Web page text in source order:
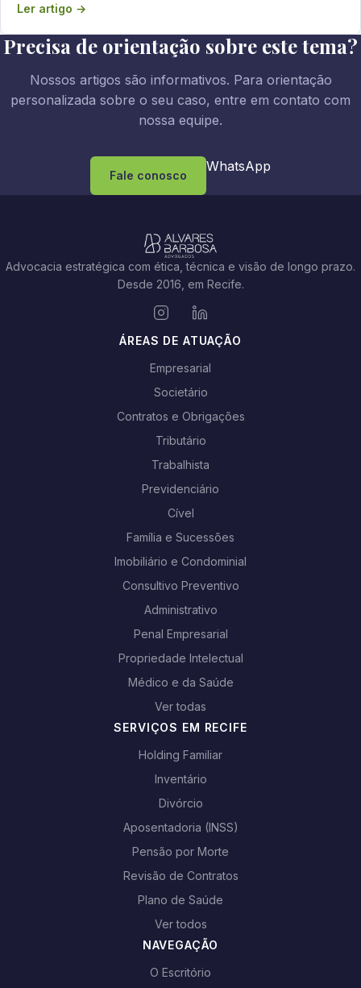
Ler artigo →
Precisa de orientação sobre este tema?
Nossos artigos são informativos. Para orientação
personalizada sobre o seu caso, entre em contato com
nossa equipe.
Fale conosco
WhatsApp
Advocacia estratégica com ética, técnica e visão de longo prazo.
Desde 2016, em Recife.
ÁREAS DE ATUAÇÃO
Empresarial
Societário
Contratos e Obrigações
Tributário
Trabalhista
Previdenciário
Cível
Família e Sucessões
Imobiliário e Condominial
Consultivo Preventivo
Administrativo
Penal Empresarial
Propriedade Intelectual
Médico e da Saúde
Ver todas
SERVIÇOS EM RECIFE
Holding Familiar
Inventário
Divórcio
Aposentadoria (INSS)
Pensão por Morte
Revisão de Contratos
Plano de Saúde
Ver todos
NAVEGAÇÃO
O Escritório